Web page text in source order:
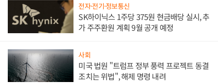
전자·전기·정보통신
SK하이닉스 1주당 375원 현금배당 실시, 추
가 주주환원 계획 9월 공개 예정
사회
미국 법원 "트럼프 정부 풍력 프로젝트 동결
조치는 위법", 해제 명령 내려